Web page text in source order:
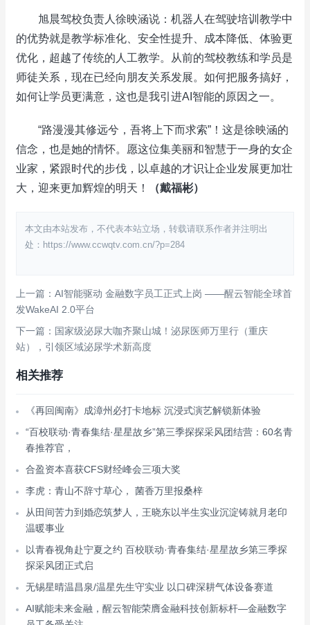
旭晨驾校负责人徐映涵说：机器人在驾驶培训教学中
的优势就是教学标准化、安全性提升、成本降低、体验更
优化‌，超越了传统的人工教学。‌从前的驾校教练和学员是
师徒关系，现在已经向朋友关系发展。如何把服务搞好，
如何让学员更满意，这也是我引进AI智能的原因之一。
“路漫漫其修远兮，吾将上下而求索”！这是徐映涵的
信念，也是她的情怀。愿这位集美丽和智慧于一身的女企
业家，紧跟时代的步伐，以卓越的才识让企业发展更加壮
大，迎来更加辉煌的明天！
（戴福彬）
本文由本站发布，不代表本站立场，转载请联系作者并注明出
处：https://www.ccwqtv.com.cn/?p=284
上一篇：AI智能驱动 金融数字员工正式上岗 ——醒云智能全球首
发WakeAI 2.0平台
下一篇：国家级泌尿大咖齐聚山城！泌尿医师万里行（重庆
站），引领区域泌尿学术新高度
相关推荐
《再回闽南》成漳州必打卡地标 沉浸式演艺解锁新体验
“百校联动·青春集结·星星故乡”第三季探探采风团结营：60名青
春推荐官，
合盈资本喜获CFS财经峰会三项大奖
李虎：青山不辞寸草心， 菌香万里报桑梓
从田间苦力到婚恋筑梦人，王晓东以半生实业沉淀铸就月老印
温暖事业
以青春视角赴宁夏之约 百校联动·青春集结·星星故乡第三季探
探采风团正式启
无锡星晴温昌泉/温星先生守实业 以口碑深耕气体设备赛道
AI赋能未来金融，醒云智能荣膺金融科技创新标杆—金融数字